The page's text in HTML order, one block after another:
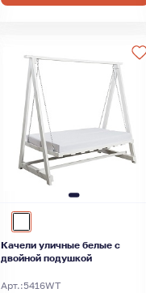
Качели уличные белые с
двойной подушкой
Арт.:5416WT